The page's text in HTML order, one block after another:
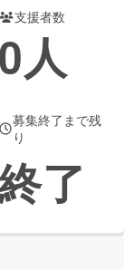
Creation
支援者数
0人
募集終了まで残
り
了